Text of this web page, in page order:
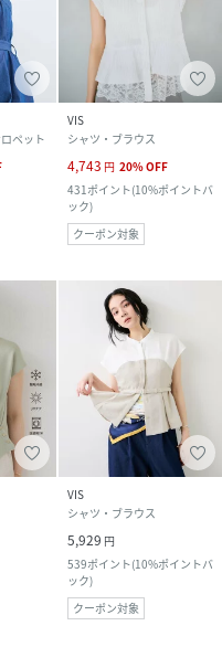
ペット
VIS
シャツ・ブラウス
4,743 円 20%OFF
431 ポイント(10%ポイントバ
ック)
クーポン対象
VIS
シャツ・ブラウス
5,929 円
539ポイント(10%ポイントバ
ック)
クーポン対象